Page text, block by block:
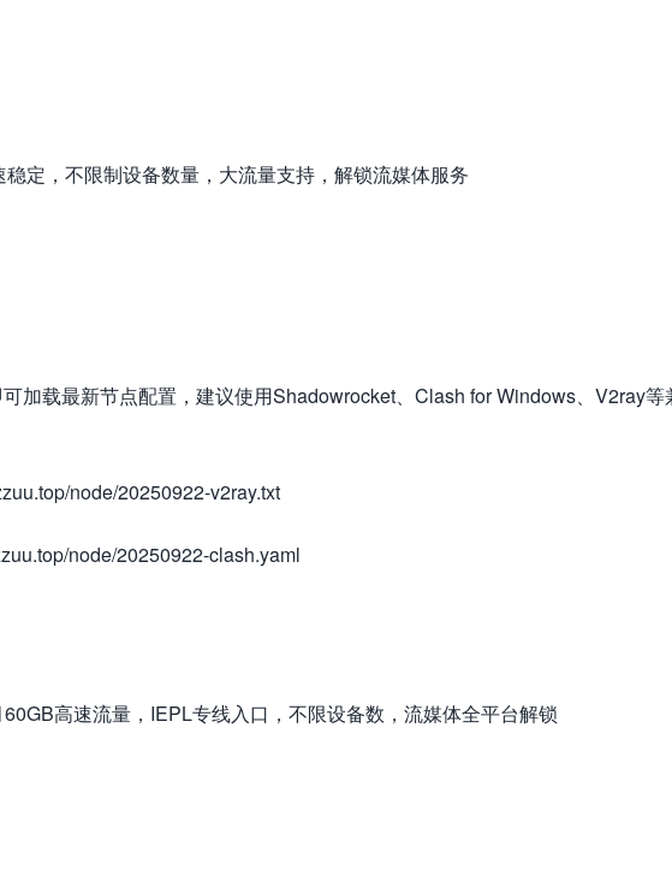
定，不限制设备数量，大流量支持，解锁流媒体服务
加载最新节点配置，建议使用Shadowrocket、Clash for Windows、V2ray等
node/20250922-v2ray.txt
node/20250922-clash.yaml
高速流量，IEPL专线入口，不限设备数，流媒体全平台解锁